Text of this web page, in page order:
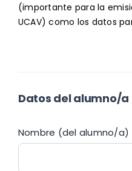
(importante para la
UCAV) como los datos
Datos del alumno/a
Nombre (del alumno/a)